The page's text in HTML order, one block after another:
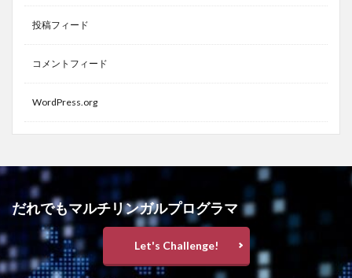
投稿フィード
コメントフィード
WordPress.org
だれでもマルチリンガルプログラマ
Let's Challenge!